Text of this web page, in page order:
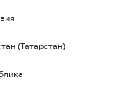
(Татарстан)